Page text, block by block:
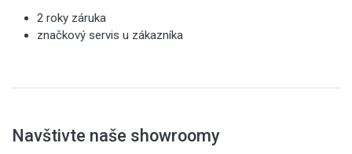
2 roky záruka
značkový servis u zákazníka
Navštivte naše showroomy